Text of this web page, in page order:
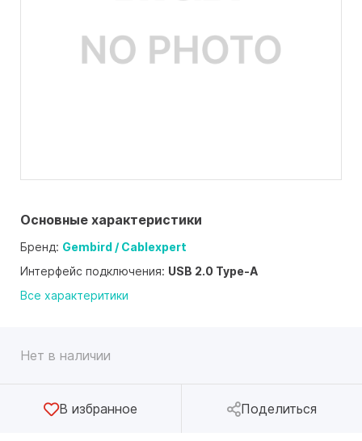
Основные характеристики
Бренд: Gembird / Cablexpert
Интерфейс подключения: USB 2.0 Type-A
Все характеритики
Нет в наличии
В избранное Поделиться